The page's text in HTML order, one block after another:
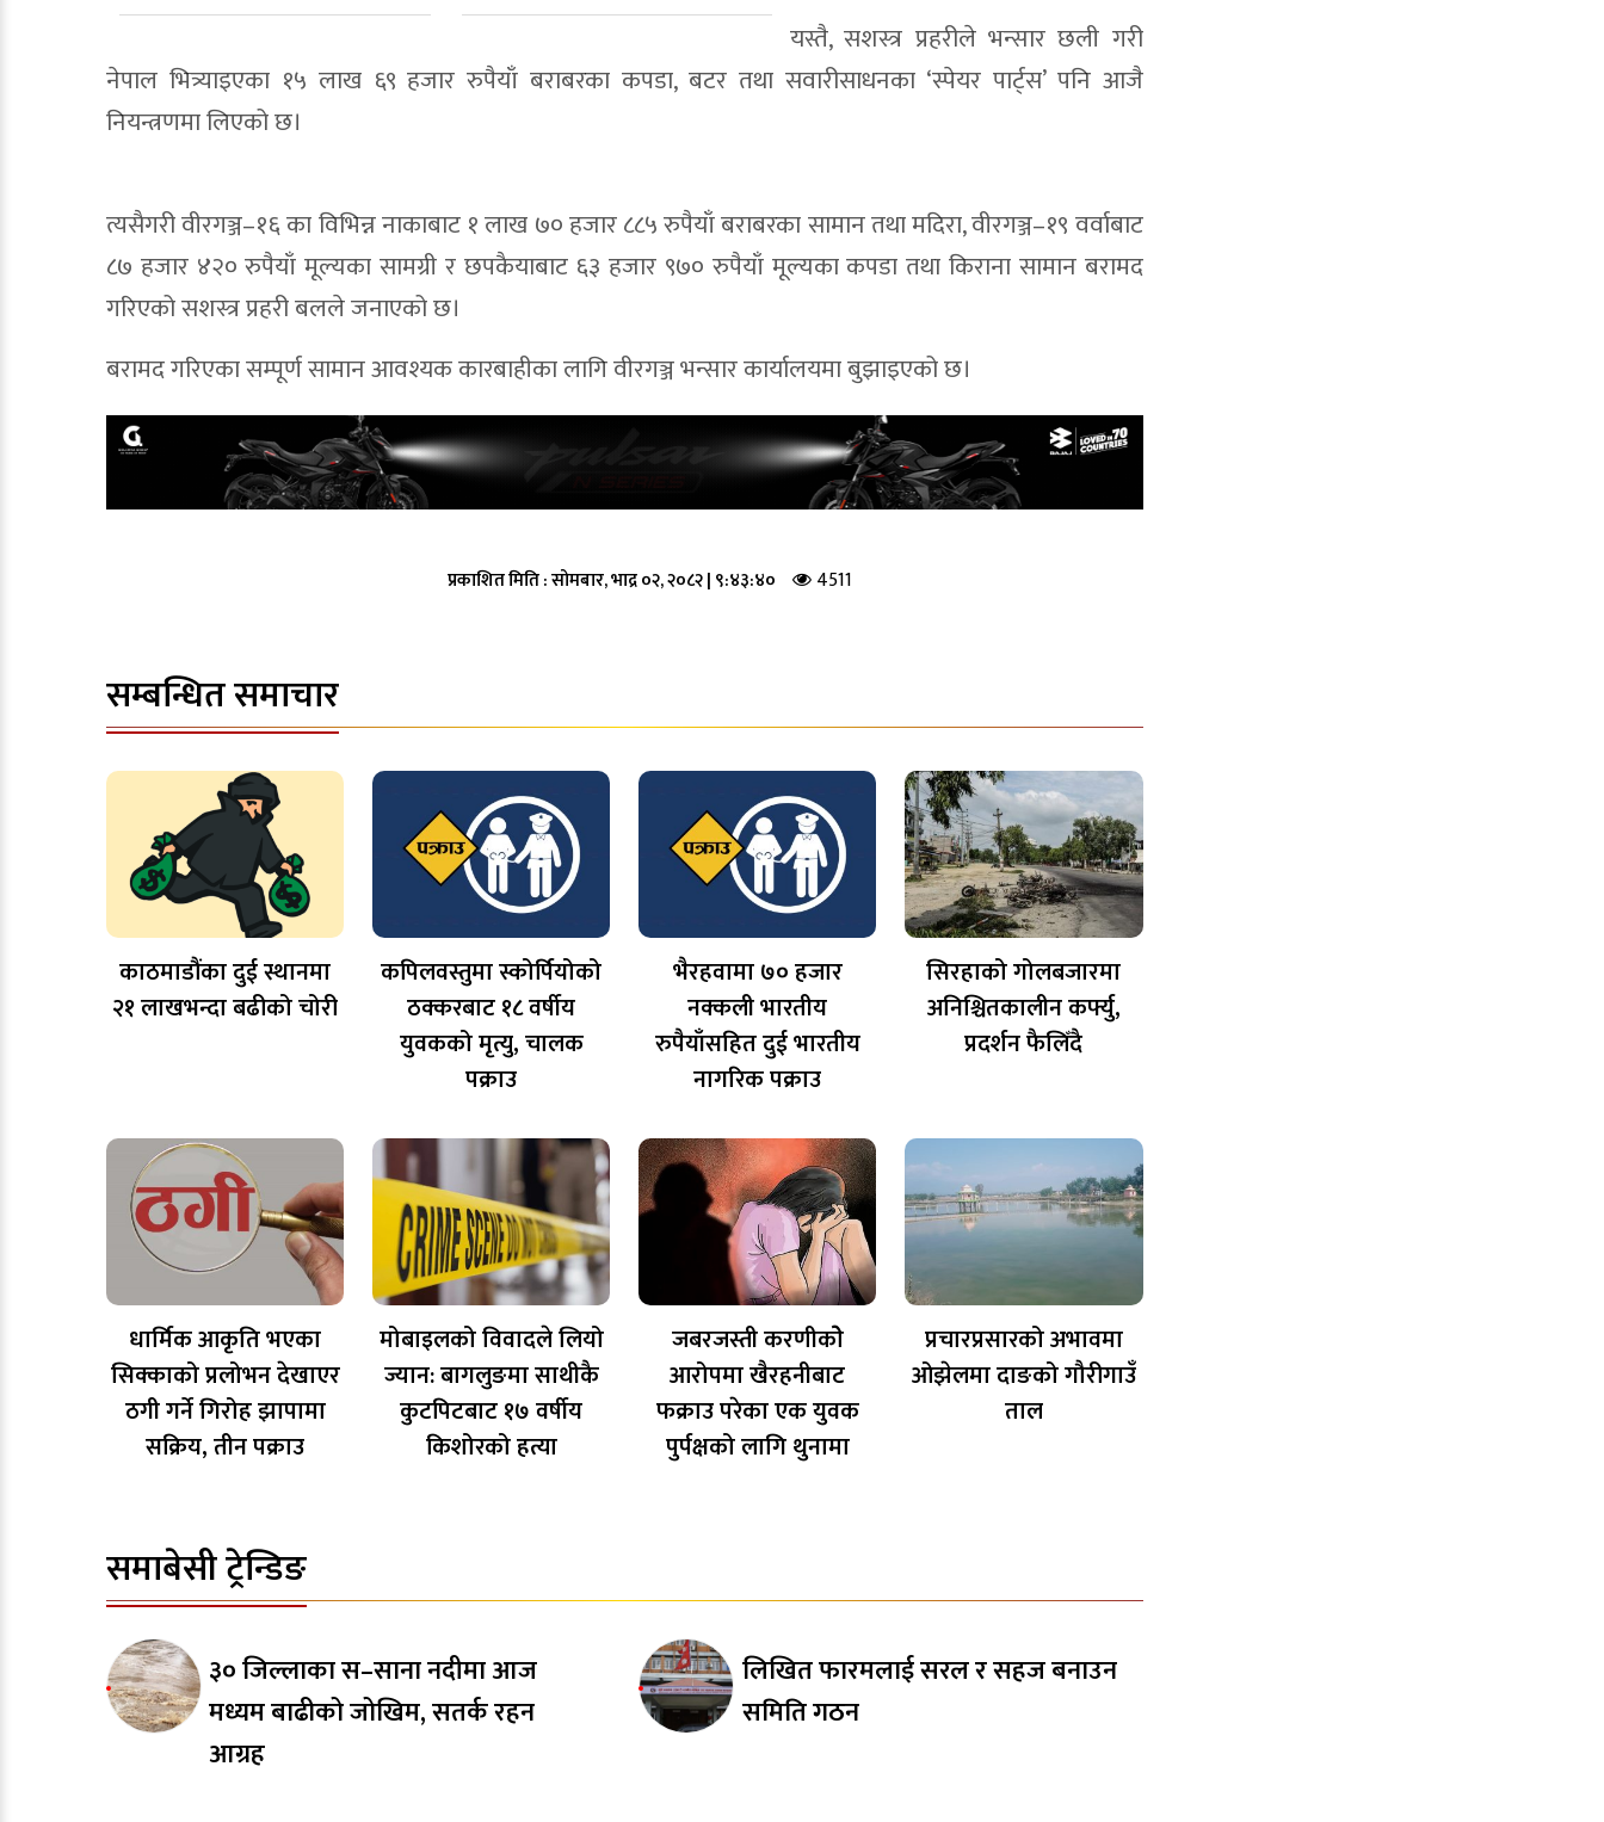
यस्तै, सशस्त्र प्रहरीले भन्सार छली गरी
नेपाल भित्र्याइएका १५ लाख ६९ हजार रुपैयाँ बराबरका कपडा, बटर तथा सवारीसाधनका ‘स्पेयर पार्ट्स’ पनि आजै
नियन्त्रणमा लिएको छ।
त्यसैगरी वीरगञ्ज–१६ का विभिन्न नाकाबाट १ लाख ७० हजार ८८५ रुपैयाँ बराबरका सामान तथा मदिरा, वीरगञ्ज–१९ वर्वाबाट
८७ हजार ४२० रुपैयाँ मूल्यका सामग्री र छपकैयाबाट ६३ हजार ९७० रुपैयाँ मूल्यका कपडा तथा किराना सामान बरामद
गरिएको सशस्त्र प्रहरी बलले जनाएको छ।
बरामद गरिएका सम्पूर्ण सामान आवश्यक कारबाहीका लागि वीरगञ्ज भन्सार कार्यालयमा बुझाइएको छ।
प्रकाशित मिति :सोमबार, भाद्र ०२, २०८२| ९:४३:४० 4511
सम्बन्धित समाचार
काठमाडौंका दुई स्थानमा
२१ लाखभन्दा बढीको चोरी
कपिलवस्तुमा स्कोर्पियोको
ठक्करबाट १८ वर्षीय
युवकको मृत्यु, चालक
पक्राउ
भैरहवामा ७० हजार
नक्कली भारतीय
रुपैयाँसहित दुई भारतीय
नागरिक पक्राउ
सिरहाको गोलबजारमा
अनिश्चितकालीन कर्फ्यु,
प्रदर्शन फैलिँदै
धार्मिक आकृति भएका
सिक्काको प्रलोभन देखाएर
ठगी गर्ने गिरोह झापामा
सक्रिय, तीन पक्राउ
मोबाइलको विवादले लियो
ज्यान: बागलुङमा साथीकै
कुटपिटबाट १७ वर्षीय
किशोरको हत्या
जबरजस्ती करणीकोे
आरोपमा खैरहनीबाट
फक्राउ परेका एक युवक
पुर्पक्षको लागि थुनामा
प्रचारप्रसारको अभावमा
ओझेलमा दाङको गौरीगाउँ
ताल
समाबेसी ट्रेन्डिङ
३० जिल्लाका स–साना नदीमा आज
मध्यम बाढीको जोखिम, सतर्क रहन
आग्रह
लिखित फारमलाई सरल र सहज बनाउन
समिति गठन